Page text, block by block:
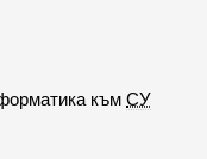
към СУ